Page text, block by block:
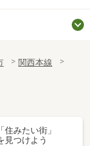
関西本線
「住みたい街」
見つけよう